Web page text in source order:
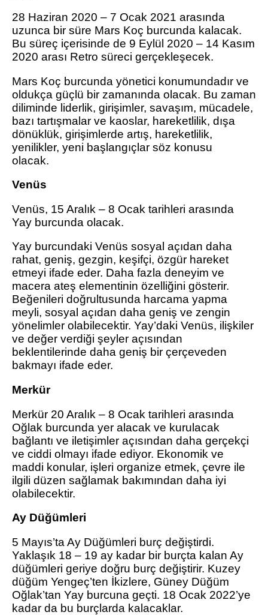
28 Haziran 2020 – 7 Ocak 2021 arasında
uzunca bir süre Mars Koç burcunda kalacak.
Bu süreç içerisinde de 9 Eylül 2020 – 14 Kasım
2020 arası Retro süreci gerçekleşecek.
Mars Koç burcunda yönetici konumundadır ve
oldukça güçlü bir zamanında olacak. Bu zaman
diliminde liderlik, girişimler, savaşım, mücadele,
bazı tartışmalar ve kaoslar, hareketlilik, dışa
dönüklük, girişimlerde artış, hareketlilik,
yenilikler, yeni başlangıçlar söz konusu
olacak.
Venüs
Venüs, 15 Aralık – 8 Ocak tarihleri arasında
Yay burcunda olacak.
Yay burcundaki Venüs sosyal açıdan daha
rahat, geniş, gezgin, keşifçi, özgür hareket
etmeyi ifade eder. Daha fazla deneyim ve
macera ateş elementinin özelliğini gösterir.
Beğenileri doğrultusunda harcama yapma
meyli, sosyal açıdan daha geniş ve zengin
yönelimler olabilecektir. Yay’daki Venüs, ilişkiler
ve değer verdiği şeyler açısından
beklentilerinde daha geniş bir çerçeveden
bakmayı ifade eder.
Merkür
Merkür 20 Aralık – 8 Ocak tarihleri arasında
Oğlak burcunda yer alacak ve kurulacak
bağlantı ve iletişimler açısından daha gerçekçi
ve ciddi olmayı ifade ediyor. Ekonomik ve
maddi konular, işleri organize etmek, çevre ile
ilgili düzen sağlamak bakımından daha iyi
olabilecektir.
Ay Düğümleri
5 Mayıs’ta Ay Düğümleri burç değiştirdi.
Yaklaşık 18 – 19 ay kadar bir burçta kalan Ay
düğümleri geriye doğru burç değiştirir. Kuzey
düğüm Yengeç’ten İkizlere, Güney Düğüm
Oğlak’tan Yay burcuna geçti. 18 Ocak 2022’ye
kadar da bu burçlarda kalacaklar.